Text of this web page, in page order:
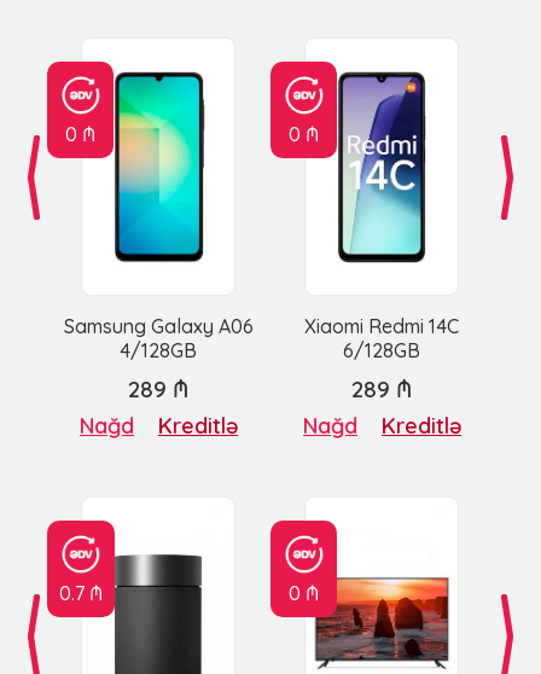
0 ₼
Samsung Galaxy A06
4/128GB
0 ₼
Xiaomi Redmi 14C
6/128GB
289 ₼
Nağd Kreditlə
289 ₼
Nağd Kreditlə
0.7 ₼ 0 ₼